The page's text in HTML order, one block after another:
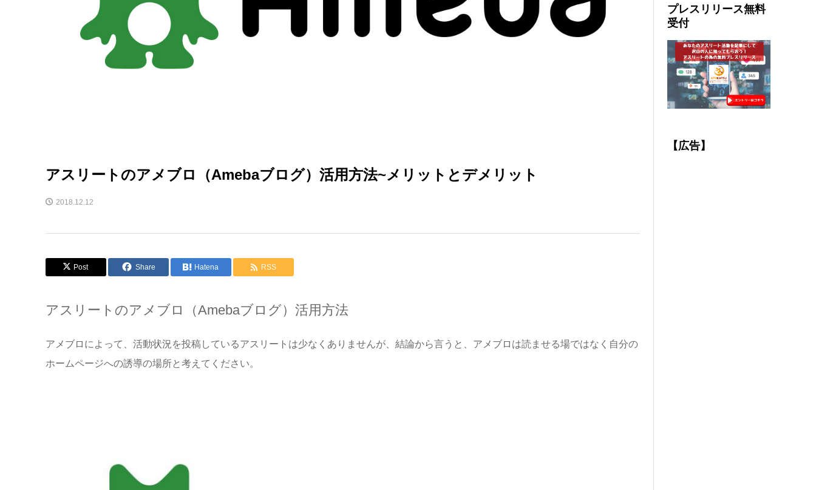
アスリートのアメブロ（Amebaブログ）活用方法~メリットとデメリット
2018.12.12
Post Share Hatena RSS
アスリートのアメブロ（Amebaブログ）活用方法
アメブロによって、活動状況を投稿しているアスリートは少なくありませんが、結論から言うと、アメブロは読ませる場ではなく自分の
ホームページへの誘導の場所と考えてください。
プレスリリース無料
受付
【広告】